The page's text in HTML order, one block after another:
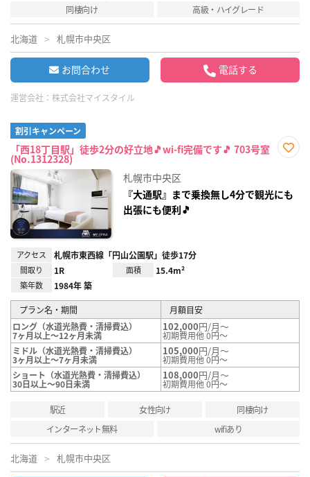
同棲向け
高級・ハイグレード
北海道 札幌市中央区
お問合わせ 電話する
運営会社： 株式会社マイスタイル
割引キャンペーン
「西18丁目駅」徒歩2分の好立地🎵wi-fi完備です🎵 703号室
(No.1312328)
録
札幌市中央区
『大通駅』まで乗換無し4分で観光にも
出張にも便利🎵
アクセス 札幌市東西線「円山公園駅」徒歩17分
間取り 1R 面積 15.4m²
築年数 1984年 築
プラン名・期間
月額目安
ロング（水道光熱費・清掃費込）
7ヶ月以上～12ヶ月未満
102,000円/月～
初期費用他 0円～
ミドル（水道光熱費・清掃費込）
3ヶ月以上～7ヶ月未満
105,000円/月～
初期費用他 0円～
ショート（水道光熱費・清掃費込）
30日以上～90日未満
108,000円/月～
初期費用他 0円～
駅近 女性向け
同棲向け
インターネット無料
wifiあり
北海道 札幌市中央区